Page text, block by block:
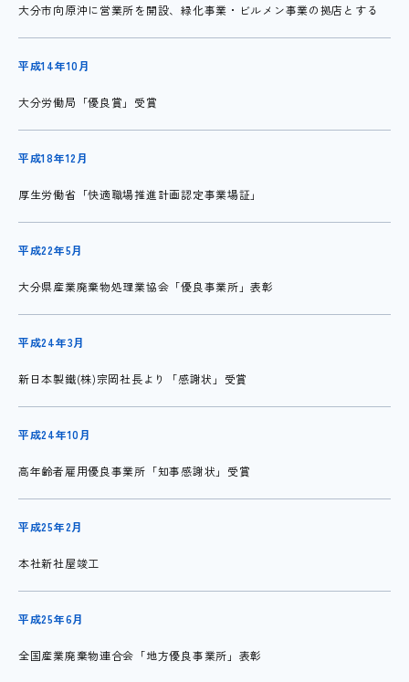
大分市向原沖に営業所を開設、緑化事業・ビルメン事業の拠店とする
平成14年10月
大分労働局「優良賞」受賞
平成18年12月
厚生労働省「快適職場推進計画認定事業場証」
平成22年5月
大分県産業廃棄物処理業協会「優良事業所」表彰
平成24年3月
新日本製鐵(株)宗岡社長より「感謝状」受賞
平成24年10月
高年齢者雇用優良事業所「知事感謝状」受賞
平成25年2月
本社新社屋竣工
平成25年6月
全国産業廃棄物連合会「地方優良事業所」表彰